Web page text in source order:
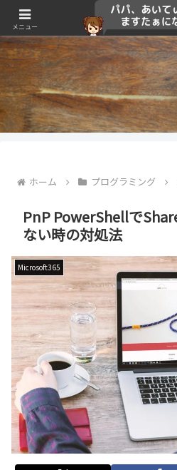
ホーム プログラミング
PnP PowerShellで
ない時の対処法
Microsoft365
メニュー